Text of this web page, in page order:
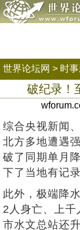
世界论坛网 > 时
破纪录！
综合央视新闻
北方多地遭遇
破了同期单月
下了当地有记
此外，极端降
2人身亡、上
市水文总站还